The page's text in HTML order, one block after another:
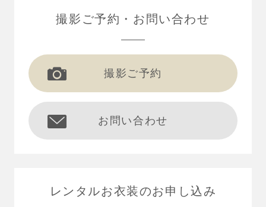
撮影ご予約 お問い合わせ
撮影ご予約
お問い合わせ
レンタルお衣装のお申し込み